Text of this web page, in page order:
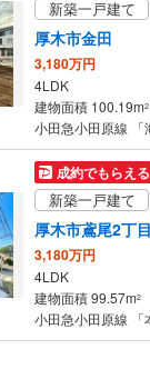
新築一戸建て
厚木市金田
3,180万円
4LDK
建物面積 100.19m2
成約でもらえる
新築一戸建て
厚木市鳶尾2丁目
3,180万円
4LDK
建物面積 99.57m2